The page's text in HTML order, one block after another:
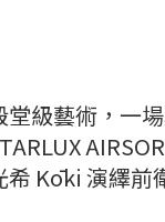
級藝術，一
Kōki 演繹